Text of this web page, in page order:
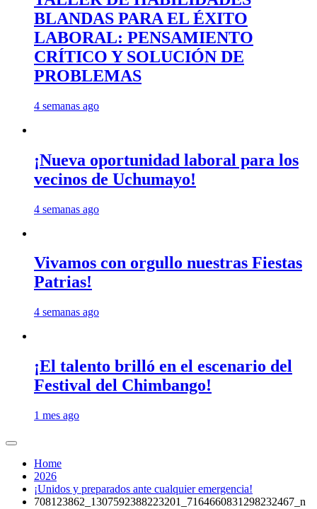
BLANDAS PARA EL ÉXITO
LABORAL: PENSAMIENTO
CRÍTICO Y SOLUCIÓN DE
PROBLEMAS
4 semanas ago
¡Nueva oportunidad laboral para los
vecinos de Uchumayo!
4 semanas ago
Vivamos con orgullo nuestras Fiestas
Patrias!
4 semanas ago
¡El talento brilló en el escenario del
Festival del Chimbango!
1 mes ago
Home
2026
¡Unidos y preparados ante cualquier emergencia!
708123862_1307592388223201_7164660831298232467_n